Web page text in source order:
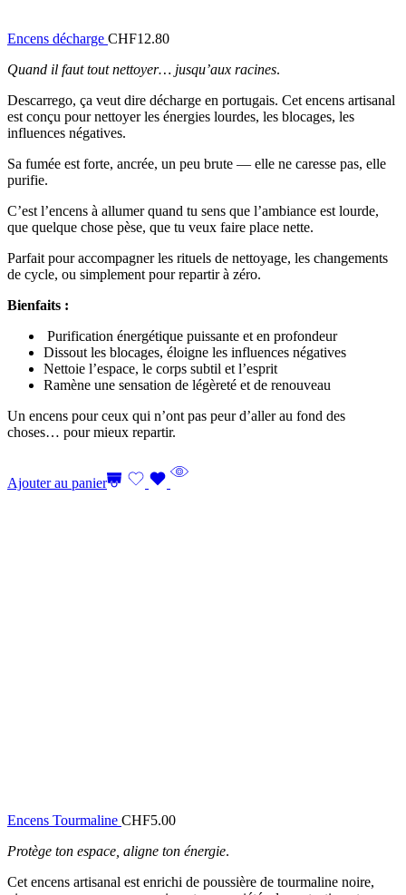
Encens décharge CHF12.80
Quand il faut tout nettoyer… jusqu’aux racines.
Descarrego, ça veut dire décharge en portugais. Cet encens artisanal
est conçu pour nettoyer les énergies lourdes, les blocages, les
influences négatives.
Sa fumée est forte, ancrée, un peu brute — elle ne caresse pas, elle
purifie.
C’est l’encens à allumer quand tu sens que l’ambiance est lourde,
que quelque chose pèse, que tu veux faire place nette.
Parfait pour accompagner les rituels de nettoyage, les changements
de cycle, ou simplement pour repartir à zéro.
Bienfaits :
Purification énergétique puissante et en profondeur
Dissout les blocages, éloigne les influences négatives
Nettoie l’espace, le corps subtil et l’esprit
Ramène une sensation de légèreté et de renouveau
Un encens pour ceux qui n’ont pas peur d’aller au fond des
choses… pour mieux repartir.
Ajouter au panier
Encens Tourmaline CHF5.00
Protège ton espace, aligne ton énergie.
Cet encens artisanal est enrichi de poussière de tourmaline noire,